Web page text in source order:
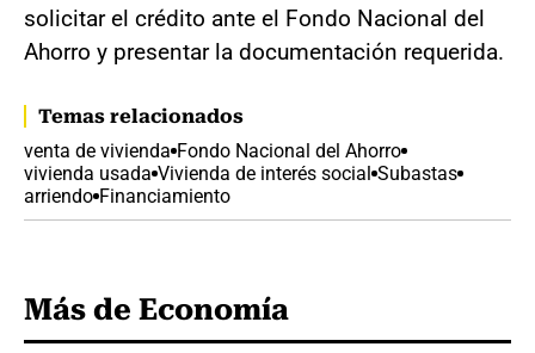
solicitar el crédito ante el Fondo Nacional del
Ahorro y presentar la documentación requerida.
Temas relacionados
venta de vivienda Fondo Nacional del Ahorro
vivienda usada Vivienda de interés social Subastas
arriendo Financiamiento
Más de Economía